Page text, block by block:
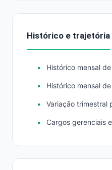
Histórico e trajetória
Histórico mensal
Histórico mensal
Variação trimestral
Cargos gerenciais